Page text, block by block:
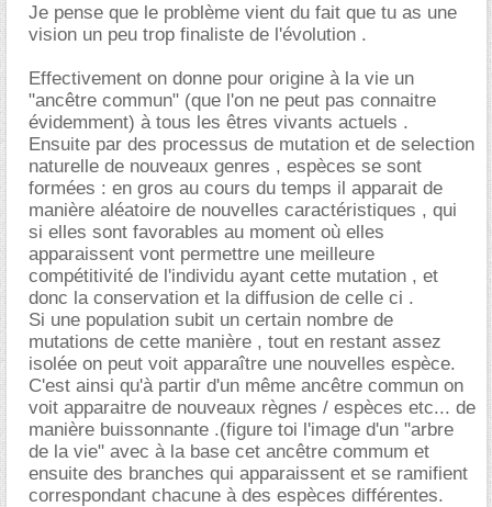
Je pense que le problème vient du fait que tu as une
vision un peu trop finaliste de l'évolution .
Effectivement on donne pour origine à la vie un
"ancêtre commun" (que l'on ne peut pas connaitre
évidemment) à tous les êtres vivants actuels .
Ensuite par des processus de mutation et de selection
naturelle de nouveaux genres , espèces se sont
formées : en gros au cours du temps il apparait de
manière aléatoire de nouvelles caractéristiques , qui
si elles sont favorables au moment où elles
apparaissent vont permettre une meilleure
compétitivité de l'individu ayant cette mutation , et
donc la conservation et la diffusion de celle ci .
Si une population subit un certain nombre de
mutations de cette manière , tout en restant assez
isolée on peut voit apparaître une nouvelles espèce.
C'est ainsi qu'à partir d'un même ancêtre commun on
voit apparaitre de nouveaux règnes / espèces etc... de
manière buissonnante .(figure toi l'image d'un "arbre
de la vie" avec à la base cet ancêtre commum et
ensuite des branches qui apparaissent et se ramifient
correspondant chacune à des espèces différentes.